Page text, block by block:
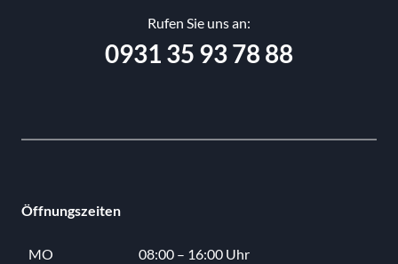
Rufen Sie uns an:
0931 35 93 78 88
Öffnungszeiten
MO 08:00 – 16:00 Uhr